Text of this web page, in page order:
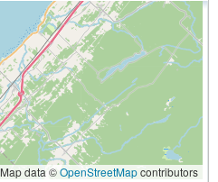
Map data ©OpenStreetMapcontributors